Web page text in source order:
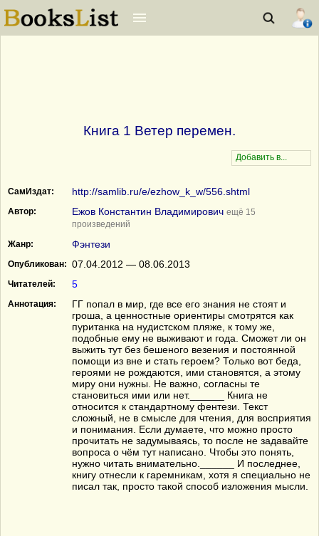
Книга 1 Ветер перемен.
СамИздат: http://samlib.ru/e/ezhow_k_w/556.shtml
Автор: Ежов Константин Владимирович ещё 15
произведений
Жанр:
Фэнтези
Опубликован: 07.04.2012 — 08.06.2013
Читателей: 5
Аннотация:
ГГ попал в мир, где все его знания не стоят и
гроша, а ценностные ориентиры смотрятся как
пуританка на нудистском пляже, к тому же,
подобные ему не выживают и года. Сможет ли он
выжить тут без бешеного везения и постоянной
помощи из вне и стать героем? Только вот беда,
героями не рождаются, ими становятся, а этому
миру они нужны. Не важно, согласны те
становиться ими или нет.______ Книга не
относится к стандартному фентези. Текст
сложный, не в смысле для чтения, для восприятия
и понимания. Если думаете, что можно просто
прочитать не задумываясь, то после не задавайте
вопроса о чём тут написано. Чтобы это понять,
нужно читать внимательно.______ И последнее,
книгу отнесли к гаремникам, хотя я специально не
писал так, просто такой способ изложения мысли.